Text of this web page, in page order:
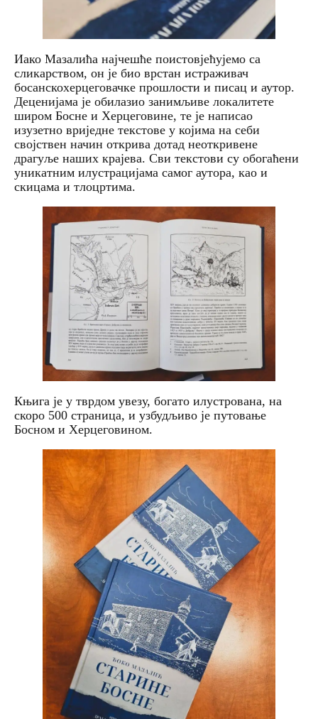
Иако Мазалића најчешће поистовјећујемо са
сликарством, он је био врстан истраживач
босанскохерцеговачке прошлости и писац и аутор.
Деценијама је обилазио занимљиве локалитете
широм Босне и Херцеговине, те је написао
изузетно вриједне текстове у којима на себи
својствен начин открива дотад неоткривене
драгуље наших крајева. Сви текстови су обогаћени
уникатним илустрацијама самог аутора, као и
скицама и тлоцртима.
Књига је у тврдом увезу, богато илустрована, на
скоро 500 страница, и узбудљиво је путовање
Босном и Херцеговином.